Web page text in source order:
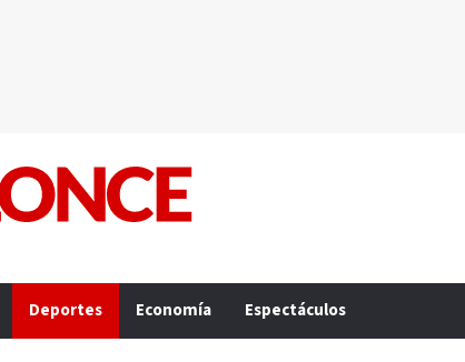
Deportes Economía Espectáculos